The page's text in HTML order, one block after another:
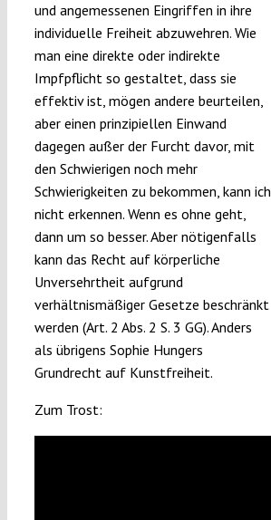
und angemessenen Eingriffen in ihre
individuelle Freiheit abzuwehren. Wie
man eine direkte oder indirekte
Impfpflicht so gestaltet, dass sie
effektiv ist, mögen andere beurteilen,
aber einen prinzipiellen Einwand
dagegen außer der Furcht davor, mit
den Schwierigen noch mehr
Schwierigkeiten zu bekommen, kann ich
nicht erkennen. Wenn es ohne geht,
dann um so besser. Aber nötigenfalls
kann das Recht auf körperliche
Unversehrtheit aufgrund
verhältnismäßiger Gesetze beschränkt
werden (Art. 2 Abs. 2 S. 3 GG). Anders
als übrigens Sophie Hungers
Grundrecht auf Kunstfreiheit.
Zum Trost: